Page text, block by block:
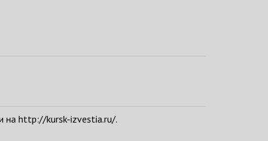
на http://kursk-izvestia.ru/.